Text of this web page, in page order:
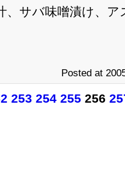
、サバ味噌漬け、
Posted at
253 254 255 256